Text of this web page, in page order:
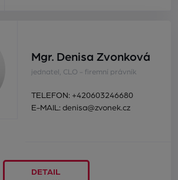
Mgr. Denisa Zvonková
jednatel, CLO - firemní právník
TELEFON: +420603246680
E-MAIL: denisa@zvonek.cz
DETAIL